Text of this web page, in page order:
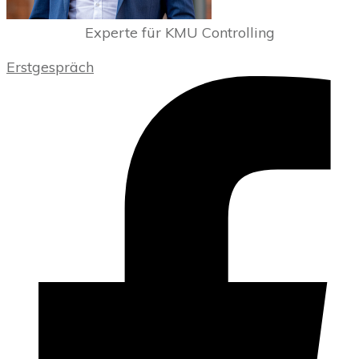
Experte für KMU Controlling
Erstgespräch